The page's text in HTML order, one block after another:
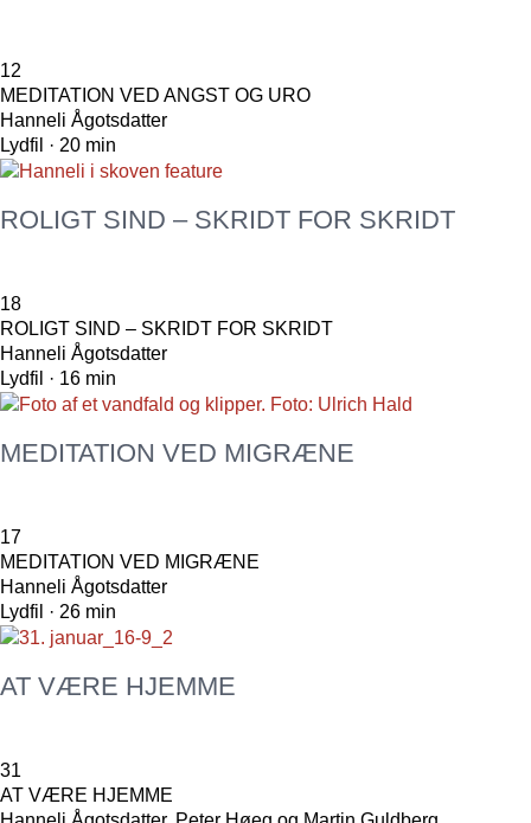
12
MEDITATION VED ANGST OG URO
Hanneli Ågotsdatter
Lydfil · 20 min
ROLIGT SIND – SKRIDT FOR SKRIDT
18
ROLIGT SIND – SKRIDT FOR SKRIDT
Hanneli Ågotsdatter
Lydfil · 16 min
MEDITATION VED MIGRÆNE
17
MEDITATION VED MIGRÆNE
Hanneli Ågotsdatter
Lydfil · 26 min
AT VÆRE HJEMME
31
AT VÆRE HJEMME